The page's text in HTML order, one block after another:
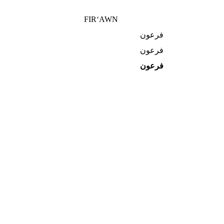
FIR‘AWN
فرعون
فرعون
فرعون